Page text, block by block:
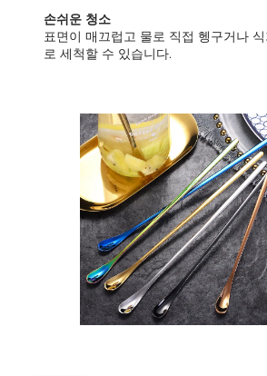
손쉬운 청소
표면이 매끄럽고 물로 직접 헹구거나
로 세척할 수 있습니다.